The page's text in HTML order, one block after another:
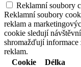
Reklamní soubory
Reklamní soubory
reklam a
cookie sledují
shromažďují informace
reklam.
Cookie
Délka